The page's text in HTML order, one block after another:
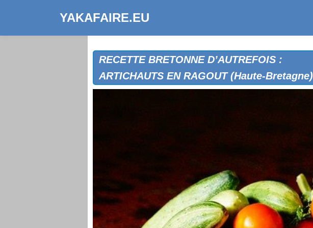
YAKAFAIRE.EU
RECETTE BRETONNE D’AUTREFOIS :
ARTICHAUTS EN RAGOUT (Haute-Bretagne)